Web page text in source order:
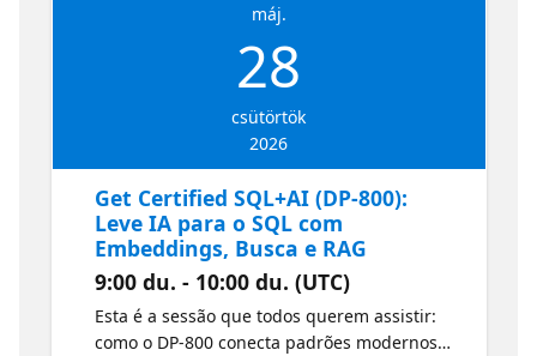
máj.
28
csütörtök
2026
Get Certified SQL+AI (DP-800):
Leve IA para o SQL com
Embeddings, Busca e RAG
9:00 du. - 10:00 du. (UTC)
Esta é a sessão que todos querem assistir:
como o DP-800 conecta padrões modernos